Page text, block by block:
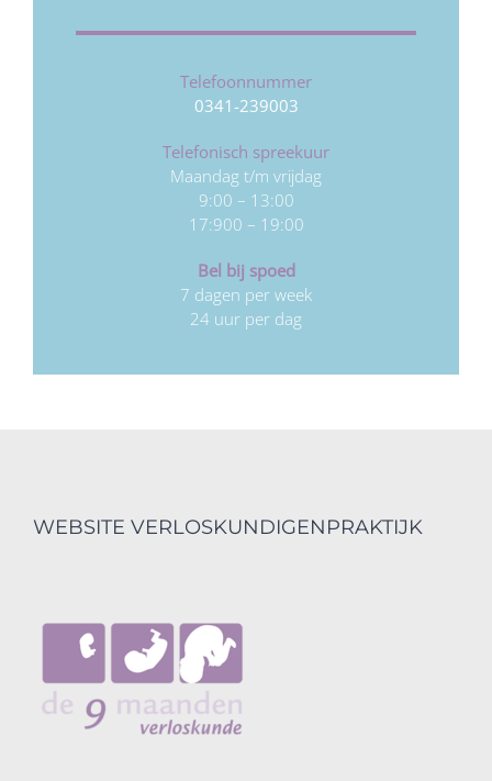
Telefoonnummer
0341-239003
Telefonisch spreekuur
Maandag t/m vrijdag
9:00 – 13:00
17:900 – 19:00
Bel bij spoed
7 dagen per week
24 uur per dag
WEBSITE VERLOSKUNDIGENPRAKTIJK